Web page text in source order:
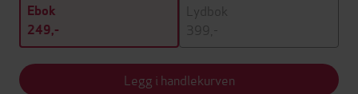
Ebok
249,-
Lydbok
399,-
Legg i handlekurven